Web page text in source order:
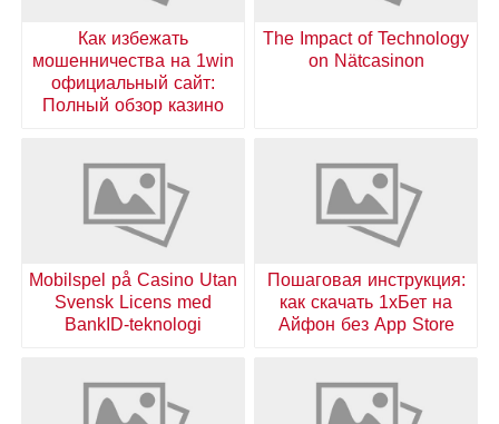
The Impact of Technology
on Nätcasinon
Как избежать
мошенничества на 1win
официальный сайт:
Полный обзор казино
Пошаговая инструкция:
как скачать 1хБет на
Айфон без App Store
Mobilspel på Casino Utan
Svensk Licens med
BankID-teknologi